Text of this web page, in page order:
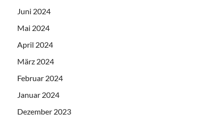
Juni 2024
Mai 2024
April 2024
März 2024
Februar 2024
Januar 2024
Dezember 2023